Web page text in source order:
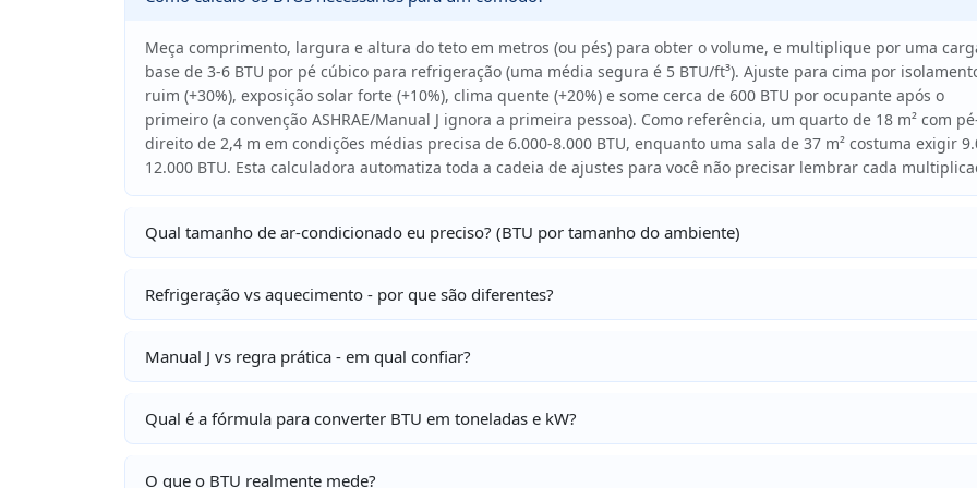
Meça comprimento, largura e altura do teto em metros (ou pés) para obter o volume, e multiplique por uma
base de 3-6 BTU por pé cúbico para refrigeração (uma média segura é 5 BTU/ft³). Ajuste para cima por
ruim (+30%), exposição solar forte (+10%), clima quente (+20%) e some cerca de 600 BTU por ocupante após o
primeiro (a convenção ASHRAE/Manual J ignora a primeira pessoa). Como referência, um quarto de 18 m² com
direito de 2,4 m em condições médias precisa de 6.000-8.000 BTU, enquanto uma sala de 37 m² costuma exigir
12.000 BTU. Esta calculadora automatiza toda a cadeia de ajustes para você não precisar lembrar cada
Qual tamanho de ar-condicionado eu preciso? (BTU por tamanho do ambiente)
Refrigeração vs aquecimento - por que são diferentes?
Manual J vs regra prática - em qual confiar?
Qual é a fórmula para converter BTU em toneladas e kW?
O que o BTU realmente mede?